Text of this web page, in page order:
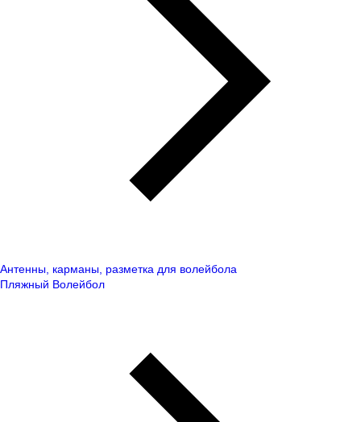
Антенны, карманы, разметка для волейбола
Пляжный Волейбол